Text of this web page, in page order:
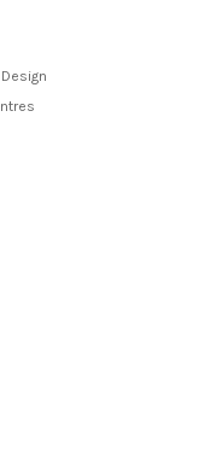
Design